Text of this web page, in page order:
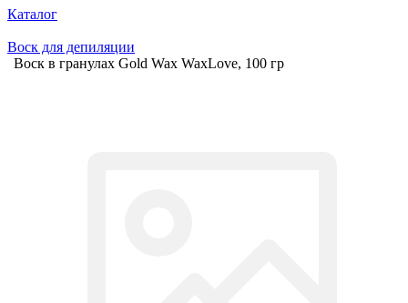
Каталог
Воск для депиляции
Воск в гранулах Gold Wax WaxLove, 100 гр